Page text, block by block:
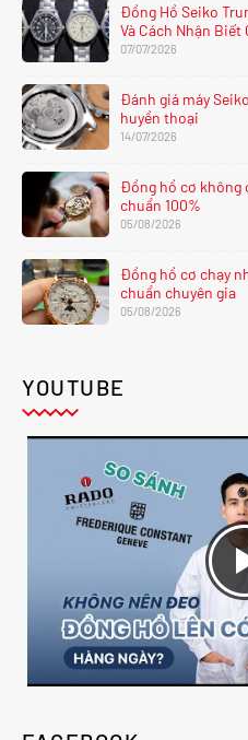
Đồng Hồ Seiko
Và Cách Nhận Biết
07/07/2026
Đánh giá máy
huyền thoại
14/07/2026
Đồng hồ cơ không
chuẩn 100%
05/08/2026
Đồng hồ cơ chạy
chuẩn chuyên gia
05/08/2026
YOUTUBE